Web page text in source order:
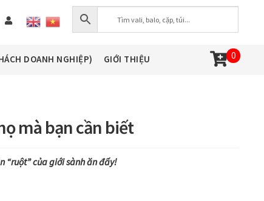
DOANH NGHIỆP) GIỚI THIỆU 0
mà bạn cần biết
“ruột” của giới sành ăn đấy!